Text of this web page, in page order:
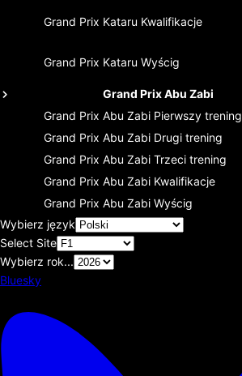
Grand Prix Kataru Kwalifikacje
Grand Prix Kataru Wyścig
Grand Prix Abu Zabi
Grand Prix Abu Zabi Pierwszy trening
Grand Prix Abu Zabi Drugi trening
Grand Prix Abu Zabi Trzeci trening
Grand Prix Abu Zabi Kwalifikacje
Grand Prix Abu Zabi Wyścig
Wybierz język
Select Site
Wybierz rok...
Bluesky